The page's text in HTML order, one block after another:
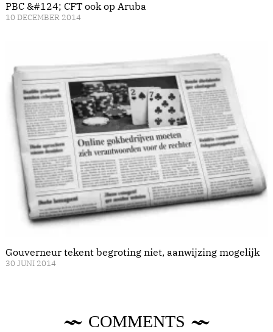
PBC &#124; CFT ook op Aruba
10 DECEMBER 2014
Gouverneur tekent begroting niet, aanwijzing mogelijk
30 JUNI 2014
COMMENTS